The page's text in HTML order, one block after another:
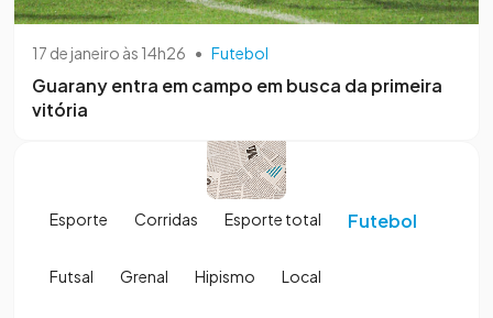
17 de janeiro às 14h26 • Futebol
Guarany entra em campo em busca da primeira
vitória
Esporte Corridas Esporte total Futebol
Futsal Grenal Hipismo Local